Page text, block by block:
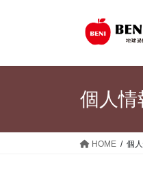
個人情
HOME 個